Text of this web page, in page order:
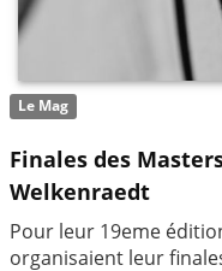
Le Mag
Finales des
Welkenraedt
Pour leur 19eme
organisaient leur